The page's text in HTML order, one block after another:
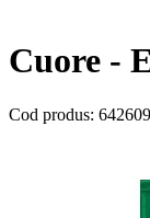
Cuore -
Cod produs: